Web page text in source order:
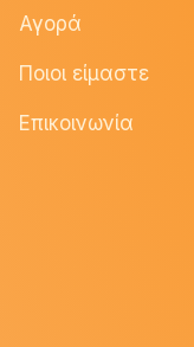
Αγορά
Ποιοι είμαστε
Επικοινωνία